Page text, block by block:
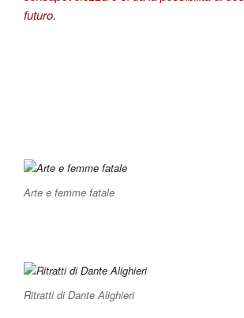
futuro.
Arte e femme fatale
Ritratti di Dante Alighieri